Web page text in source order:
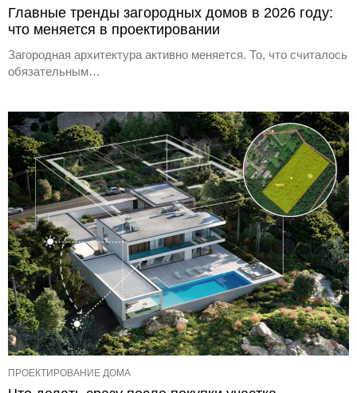
Главные тренды загородных домов в 2026 году:
что меняется в проектировании
Загородная архитектура активно меняется. То, что считалось
обязательным…
ПРОЕКТИРОВАНИЕ ДОМА